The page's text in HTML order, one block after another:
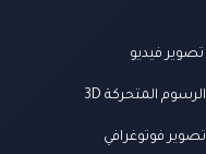
تصوير فيديو
الرسوم المتحركة 3D
تصوير فوتوغرافي